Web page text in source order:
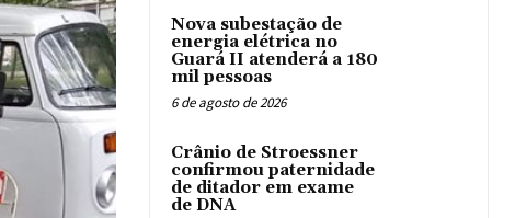
Nova subestação de
energia elétrica no
Guará II atenderá a 180
mil pessoas
6 de agosto de 2026
Crânio de Stroessner
confirmou paternidade
de ditador em exame
de DNA